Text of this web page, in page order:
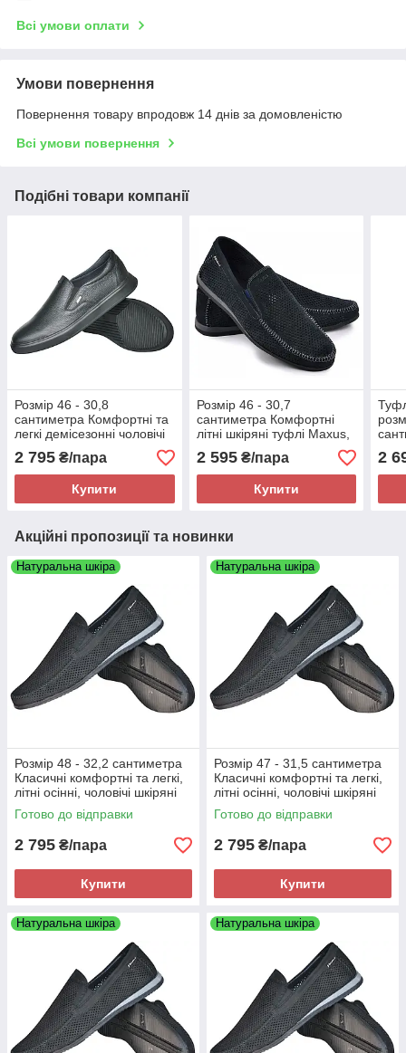
Всі умови оплати
Умови повернення
Повернення товару впродовж 14 днів за домовленістю
Всі умови повернення
Подібні товари компанії
Розмір 46 - 30,8
сантиметра Комфортні та
легкі демісезонні чоловічі
чорні, на підошві з піни
2 795 ₴/пара
Купити
Розмір 46 - 30,7
сантиметра Комфортні
літні шкіряні туфлі Maxus,
2 595₴/пара
Купити
2
Акційні пропозиції та новинки
Натуральна шкіра
Розмір 48 - 32,2 сантиметра
Класичні комфортні та легкі,
літні осінні, чоловічі шкіряні
туфлі Maxus, чорні, на
підошві з піни
Готово до відправки
2 795 ₴/пара
Купити
Натуральна шкіра
Розмір 47 - 31,5 сантиметра
Класичні комфортні та легкі,
літні осінні, чоловічі шкіряні
туфлі Maxus, чорні, на
підошві з піни
Готово до відправки
2 795 ₴/пара
Купити
Натуральна шкіра Натуральна шкіра